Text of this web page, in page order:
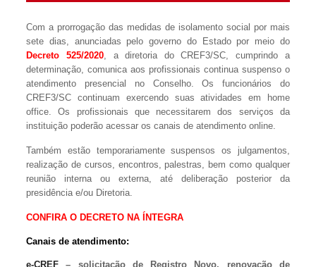
Com a prorrogação das medidas de isolamento social por mais
sete dias, anunciadas pelo governo do Estado por meio do
Decreto 525/2020, a diretoria do CREF3/SC, cumprindo a
determinação, comunica aos profissionais continua suspenso o
atendimento presencial no Conselho. Os funcionários do
CREF3/SC continuam exercendo suas atividades em home
office. Os profissionais que necessitarem dos serviços da
instituição poderão acessar os canais de atendimento online.
Também estão temporariamente suspensos os julgamentos,
realização de cursos, encontros, palestras, bem como qualquer
reunião interna ou externa, até deliberação posterior da
presidência e/ou Diretoria.
CONFIRA O DECRETO NA ÍNTEGRA
Canais de atendimento:
e-CREF – solicitação de Registro Novo, renovação de